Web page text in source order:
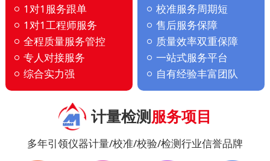
1对1服务跟单
1对1工程师服务
全程质量服务管控
专人对接服务
综合实力强
校准服务周期短
售后服务保障
质量效率双重保障
一站式服务平台
自有经验丰富团队
计量检测服务项目
多年引领仪器计量/校准/校验/检测行业信誉品牌